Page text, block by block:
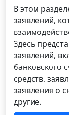
В этом
заявлений,
Здесь
заявлений,
банковского
средств,
заявления о
другие.